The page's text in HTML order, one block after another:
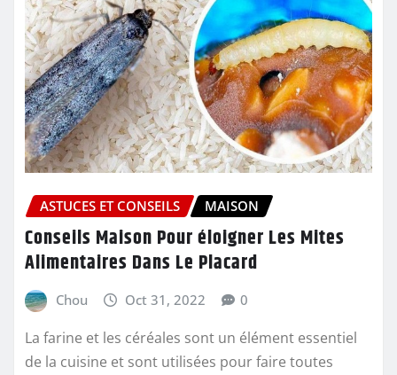
ASTUCES ET CONSEILS MAISON
Conseils Maison Pour éloigner Les Mites
Alimentaires Dans Le Placard
Chou Oct 31, 2022 0
La farine et les céréales sont un élément essentiel
de la cuisine et sont utilisées pour faire toutes